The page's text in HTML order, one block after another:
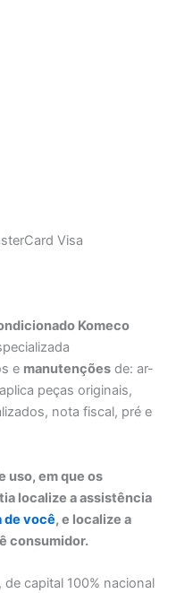
Visa
Komeco
e manutenções de: ar-
peças originais,
nota fiscal, pré e
uso, em que os
localize a assistência
de você, e localize a
consumidor.
de capital 100% nacional